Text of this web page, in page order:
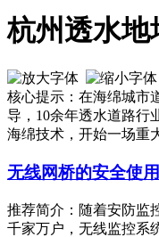
杭州透水
核心提示：在海绵城市
导，10余年透水道路行
海绵技术，开始一场重
无线网桥的安全使
推荐简介：随着安防监
千家万户，无线监控系